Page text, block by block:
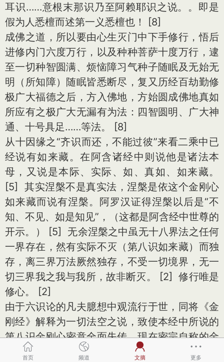
耳识……意根末那识乃至阿赖耶识之说。。即是
假为人悉檀而述第一义悉檀也！ [8]
成佛之道，所以要由心生灭门中下手修行，悟后
进修内门六度万行，以及种种菩萨十度万行，逮
至一切种智圆满、烦恼障习气种子随眠及无始无
明（所知障）随眠皆悉断尽，复又历经百劫勤修
极广大福德之后，方入佛地，方始圆成佛地真如
所应有之极广大无漏有为法：四智圆明、广大神
通、十号具足……等法。 [8]
从十因缘之“齐识而还，不能过彼”来看二乘中已
经说有如来藏。在阿含诸经中则说他是诸法本
母，又说是本际、实际、如、真如、如来藏。
[5] 其实涅槃不是真实法，涅槃是依这个金刚心
如来藏而说有涅槃。阿罗汉证得涅槃以后是“不
知、不见、如是知见”，（这都是阿含经中世尊的
开示。） [5] 无余涅槃之中虽无十八界法之任何
一界存在，然有实际不灭（第八识如来藏）而独
存，离三界万法厥然独存，不受一切境界，无一
切三界我之我与我所，故非断灭。 [2] 修行唯是
修心。 [2]
由于六识论的凡夫臆想中观流行于世，同将《金
刚经》解释为一切法空之说，致使本经中所说的
第八识金刚心密意全面失传。现在密宗自称的金
刚乘识不符合《金刚经》宗义的，因为他们所说
首页 频道 文摘 更多